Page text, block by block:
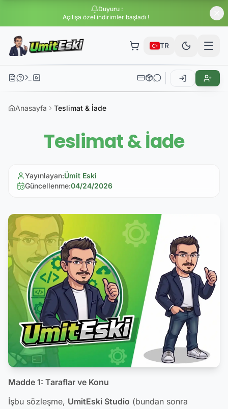
Duyuru:
Açılışa özel indirimler başladı !
TR
Anasayfa Teslimat & İade
Teslimat & İade
Yayınlayan:Ümit Eski
Güncellenme:04/24/2026
Madde 1: Taraflar ve Konu
İşbu sözleşme, UmitEski Studio (bundan sonra